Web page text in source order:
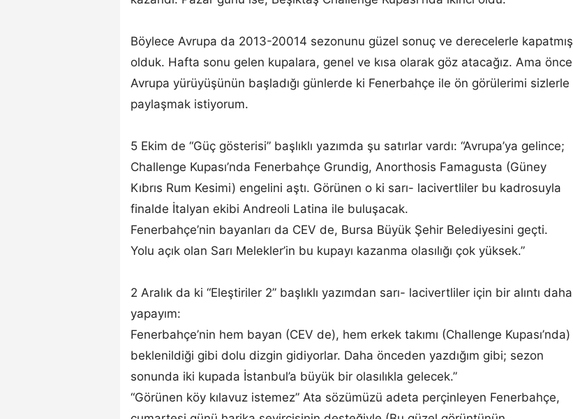
Böylece Avrupa da 2013-20014 sezonunu güzel sonuç ve derecelerle kapatmış
olduk. Hafta sonu gelen kupalara, genel ve kısa olarak göz atacağız. Ama önce
Avrupa yürüyüşünün başladığı günlerde ki Fenerbahçe ile ön görülerimi sizlerle
paylaşmak istiyorum.
5 Ekim de “Güç gösterisi” başlıklı yazımda şu satırlar vardı: “Avrupa’ya gelince;
Challenge Kupası’nda Fenerbahçe Grundig, Anorthosis Famagusta (Güney
Kıbrıs Rum Kesimi) engelini aştı. Görünen o ki sarı- lacivertliler bu kadrosuyla
finalde İtalyan ekibi Andreoli Latina ile buluşacak.
Fenerbahçe’nin bayanları da CEV de, Bursa Büyük Şehir Belediyesini geçti.
Yolu açık olan Sarı Melekler’in bu kupayı kazanma olasılığı çok yüksek.”
2 Aralık da ki “Eleştiriler 2” başlıklı yazımdan sarı- lacivertliler için bir alıntı daha
yapayım:
Fenerbahçe’nin hem bayan (CEV de), hem erkek takımı (Challenge Kupası’nda)
beklenildiği gibi dolu dizgin gidiyorlar. Daha önceden yazdığım gibi; sezon
sonunda iki kupada İstanbul’a büyük bir olasılıkla gelecek.”
“Görünen köy kılavuz istemez” Ata sözümüzü adeta perçinleyen Fenerbahçe,